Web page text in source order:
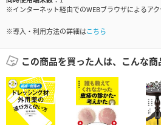
※インターネット経由でのWEBブラウザによるア
※導入・利用方法の詳細はこちら
この商品を買った人は、こんな商